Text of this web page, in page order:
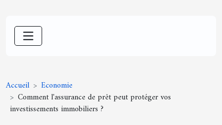
Accueil
Economie
Comment l'assurance de prêt peut protéger vos
investissements immobiliers ?